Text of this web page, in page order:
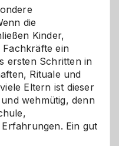
die
Kinder,
Fachkräfte ein
ersten Schritten in
Rituale und
Eltern ist dieser
wehmütig, denn
Ein gut